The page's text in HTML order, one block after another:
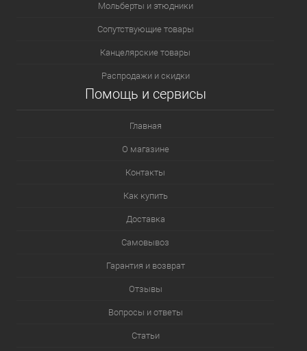
Мольберты и этюдники
Сопутствующие товары
Канцелярские товары
Распродажи и скидки
Помощь и сервисы
Главная
О магазине
Контакты
Как купить
Доставка
Самовывоз
Гарантия и возврат
Отзывы
Вопросы и ответы
Статьи